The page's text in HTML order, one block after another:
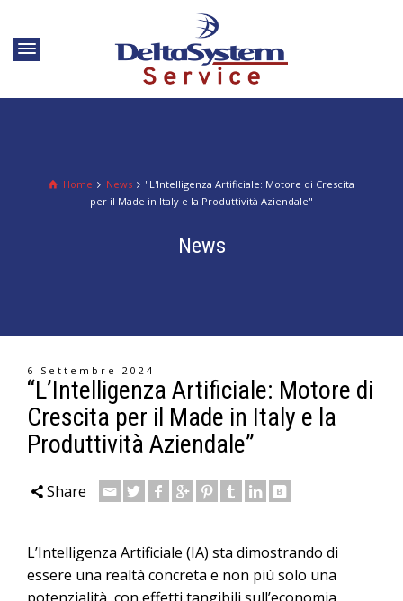
Home News
"L'Intelligenza Artificiale: Motore di Crescita
per il Made in Italy e la Produttività Aziendale"
News
6 Settembre 2024
“L’Intelligenza Artificiale: Motore di
Crescita per il Made in Italy e la
Produttività Aziendale”
Share
L’Intelligenza Artificiale (IA) sta dimostrando di
essere una realtà concreta e non più solo una